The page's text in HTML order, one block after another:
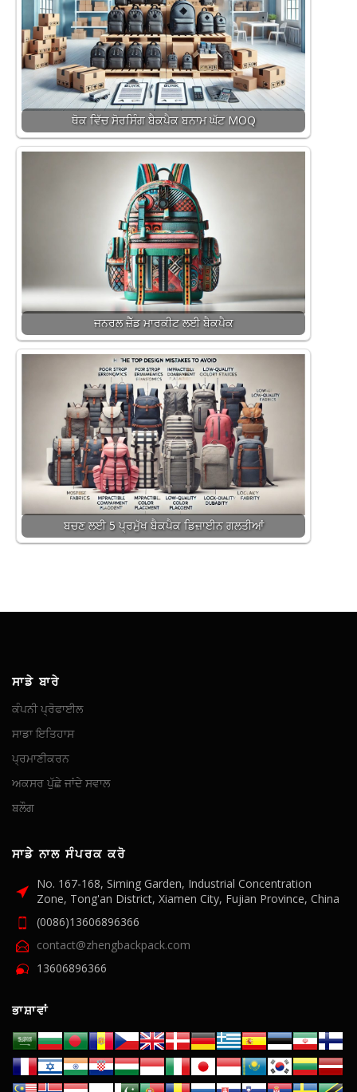
ਥੋਕ ਵਿੱਚ ਸੋਰਸਿੰਗ ਬੈਕਪੈਕ ਬਨਾਮ ਘੱਟ MOQ
ਜਨਰਲ ਜ਼ੈੱਡ ਮਾਰਕੀਟ ਲਈ ਬੈਕਪੈਕ
ਬਚਣ ਲਈ 5 ਪ੍ਰਮੁੱਖ ਬੈਕਪੈਕ ਡਿਜ਼ਾਈਨ ਗਲਤੀਆਂ
ਸਾਡੇ ਬਾਰੇ
ਕੰਪਨੀ ਪ੍ਰੋਫਾਈਲ
ਸਾਡਾ ਇਤਿਹਾਸ
ਪ੍ਰਮਾਣੀਕਰਨ
ਅਕਸਰ ਪੁੱਛੇ ਜਾਂਦੇ ਸਵਾਲ
ਬਲੌਗ
ਸਾਡੇ ਨਾਲ ਸੰਪਰਕ ਕਰੋ
No. 167-168, Siming Garden, Industrial Concentration
Zone, Tong'an District, Xiamen City, Fujian Province, China
(0086)13606896366
contact@zhengbackpack.com
13606896366
ਭਾਸ਼ਾਵਾਂ